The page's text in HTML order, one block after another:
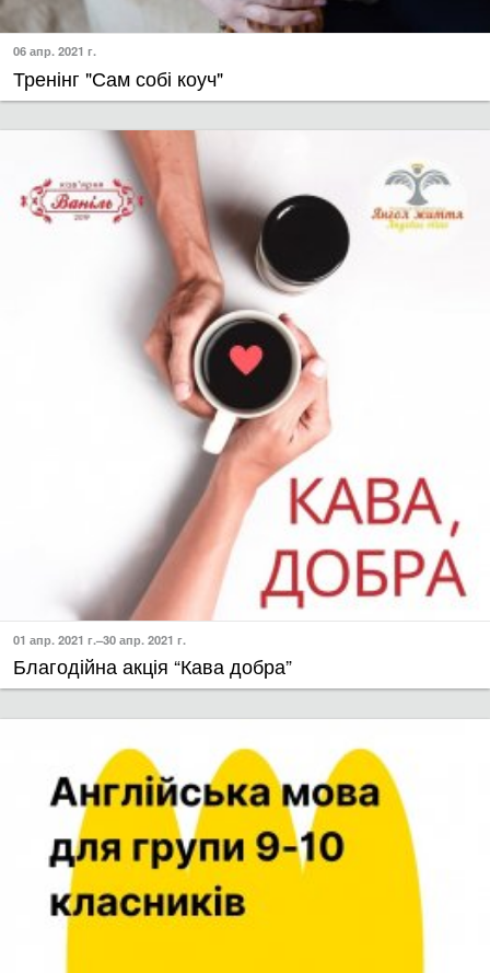
06 апр. 2021 г.
Тренінг "Сам собі коуч"
01 апр. 2021 г.–30 апр. 2021 г.
Благодійна акція “Кава добра”